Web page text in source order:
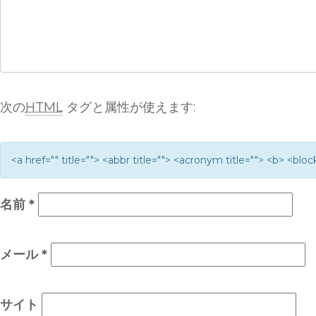
次のHTML タグと属性が使えます:
<a href="" title=""> <abbr title=""> <acronym title=""> <b>
名前 *
メール*
サイト